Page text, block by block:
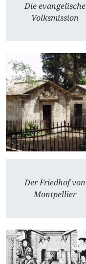
Die evangelische
Volksmission
Der Friedhof von
Montpellier